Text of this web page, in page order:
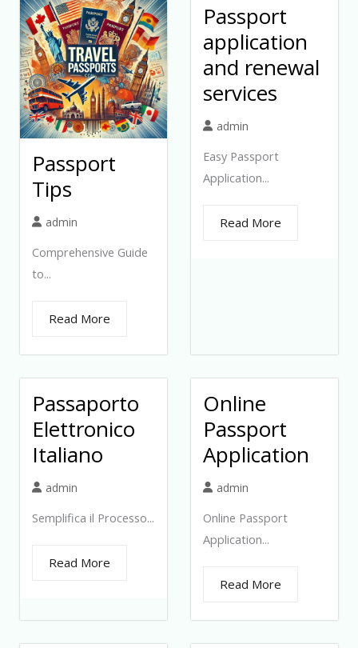
Passport
Tips
admin
Comprehensive Guide
to...
Read More
Passport
application
and renewal
services
admin
Easy Passport
Application...
Read More
Passaporto
Elettronico
Italiano
admin
Semplifica il Processo...
Read More
Online
Passport
Application
admin
Online Passport
Application...
Read More